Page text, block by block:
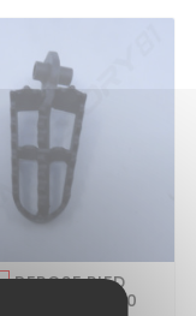
REPOSE PIED
MX 60/70